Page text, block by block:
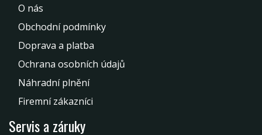
O nás
Obchodní podmínky
Doprava a platba
Ochrana osobních údajů
Náhradní plnění
Firemní zákazníci
Servis a záruky